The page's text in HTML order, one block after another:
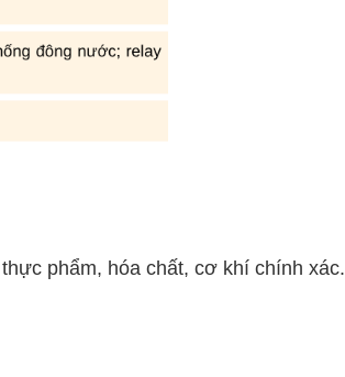
phẩm, hóa chất, cơ khí chính xác.